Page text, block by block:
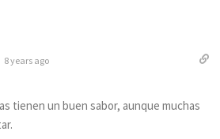
8 years ago
tienen un buen sabor, aunque muchas